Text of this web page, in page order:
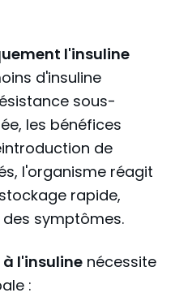
l'insuline
d'insuline
sous-
les bénéfices
de
l'organisme réagit
rapide,
symptômes.
l'insuline nécessite
: